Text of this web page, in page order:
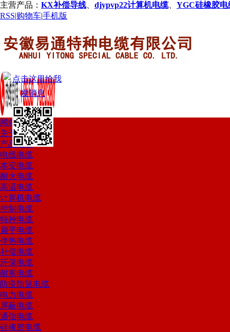
主营产品： KX补偿导线 djypvp22计算机电缆、 YGC硅橡胶电
RSS|购物车|手机版
网站首页
关于我们
产品展示
电线电缆
本安电缆
耐火电缆
高温电缆
计算机电缆
控制电缆
特种电缆
扁平电缆
伴热电缆
补偿电缆
环保电缆
耐寒电缆
防疫防鼠电缆
电力电缆
屏蔽电缆
通信电缆
硅橡胶电缆